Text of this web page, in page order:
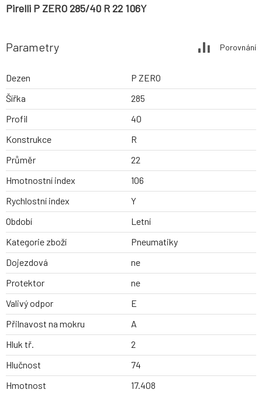
Pirelli P ZERO 285/40 R 22 106Y
Parametry Porovnání
Dezen
P ZERO
Šířka
285
Profil
40
Konstrukce
R
Průměr
22
Hmotnostní index
106
Rychlostní index
Y
Období
Letní
Kategorie zboží
Pneumatiky
Dojezdová
ne
Protektor
ne
Valivý odpor
E
Přilnavost na mokru
A
Hluk tř.
2
Hlučnost
74
Hmotnost
17.408